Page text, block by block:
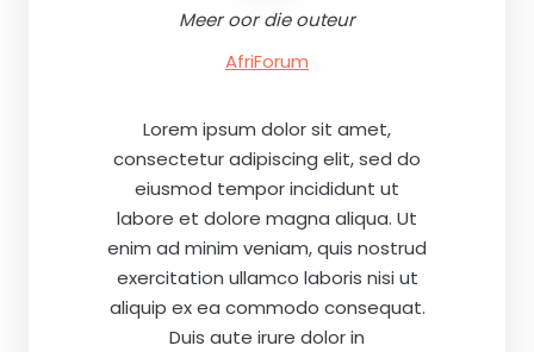
Meer oor die outeur
AfriForum
Lorem ipsum dolor sit amet,
consectetur adipiscing elit, sed do
eiusmod tempor incididunt ut
labore et dolore magna aliqua. Ut
enim ad minim veniam, quis nostrud
exercitation ullamco laboris nisi ut
aliquip ex ea commodo consequat.
Duis aute irure dolor in